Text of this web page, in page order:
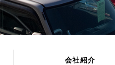
会社紹介